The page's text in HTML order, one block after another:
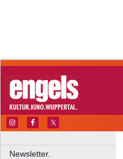
Newsletter.